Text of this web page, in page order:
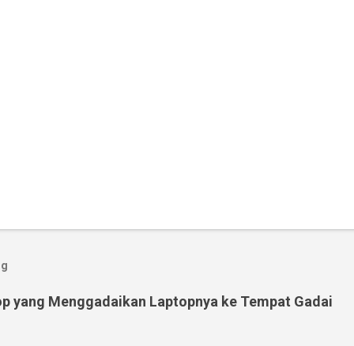
yang Menggadaikan Laptopnya ke Tempat Gadai